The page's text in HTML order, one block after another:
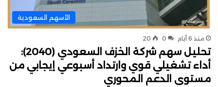
الأسهم السعودية
منذ 6 أيام 0
20
تحليل سهم شركة الخزف السعودي (2040):
أداء تشغيلي قوي وارتداد أسبوعي إيجابي من
مستوى الدعم المحوري